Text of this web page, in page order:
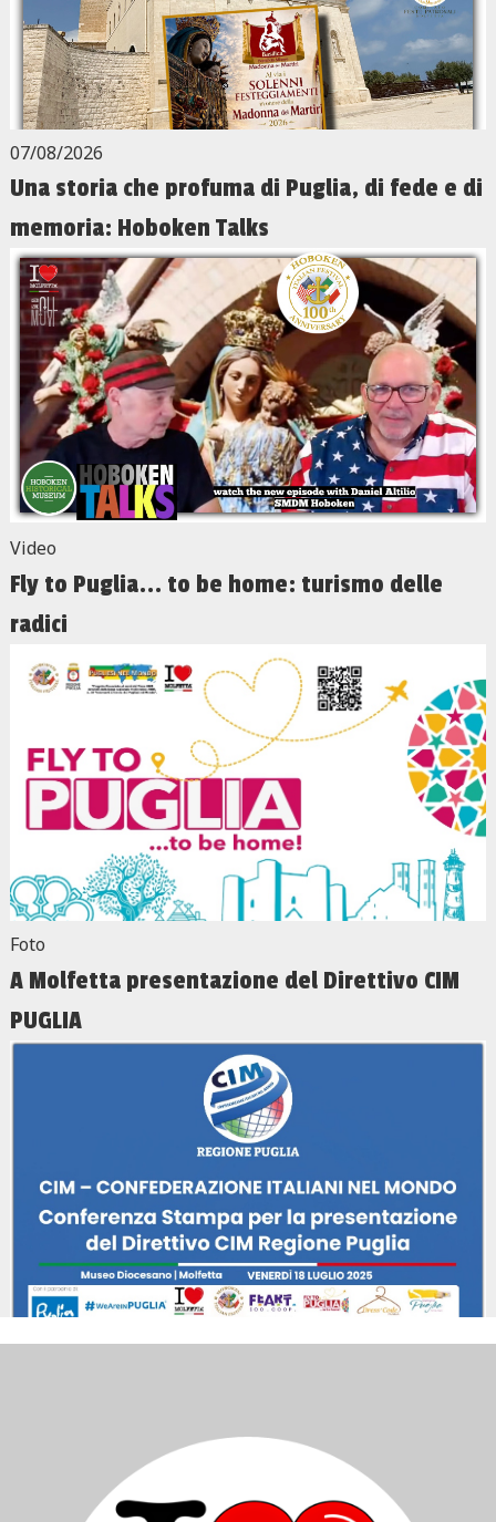
07/08/2026
Una storia che profuma di Puglia, di fede e di
memoria: Hoboken Talks
Video
Fly to Puglia... to be home: turismo delle
radici
Foto
A Molfetta presentazione del Direttivo CIM
PUGLIA